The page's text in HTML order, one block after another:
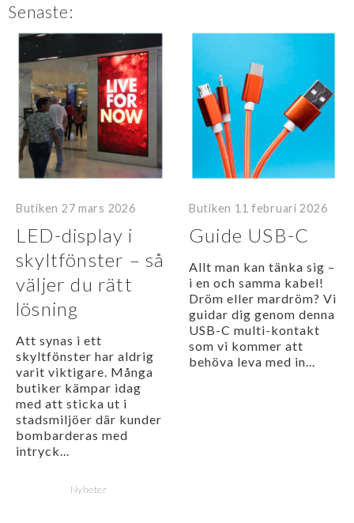
Senaste:
Butiken 27 mars 2026
LED-display i
skyltfönster – så
väljer du rätt
lösning
Att synas i ett
skyltfönster har aldrig
varit viktigare. Många
butiker kämpar idag
med att sticka ut i
stadsmiljöer där kunder
bombarderas med
intryck...
Nyheter
Butiken 11 februari 2026
Guide USB-C
Allt man kan tänka sig –
i en och samma kabel!
Dröm eller mardröm? Vi
guidar dig genom denna
USB-C multi-kontakt
som vi kommer att
behöva leva med in...